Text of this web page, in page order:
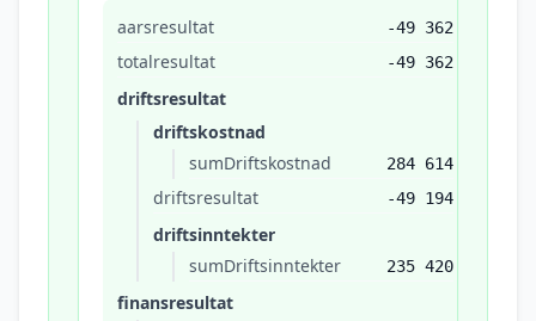
aarsresultat -49 362
totalresultat -49 362
driftsresultat
driftskostnad
sumDriftskostnad
284 614
driftsresultat -49 194
driftsinntekter
sumDriftsinntekter
235 420
finansresultat